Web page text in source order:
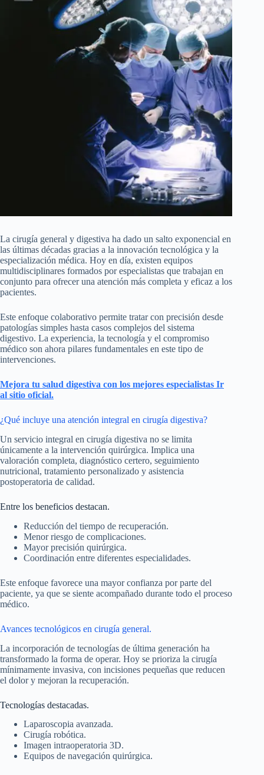
La cirugía general y digestiva ha dado un salto exponencial en
las últimas décadas gracias a la innovación tecnológica y la
especialización médica. Hoy en día, existen equipos
multidisciplinares formados por especialistas que trabajan en
conjunto para ofrecer una atención más completa y eficaz a los
pacientes.
Este enfoque colaborativo permite tratar con precisión desde
patologías simples hasta casos complejos del sistema
digestivo. La experiencia, la tecnología y el compromiso
médico son ahora pilares fundamentales en este tipo de
intervenciones.
Mejora tu salud digestiva con los mejores especialistas Ir
al sitio oficial.
¿Qué incluye una atención integral en cirugía digestiva?
Un servicio integral en cirugía digestiva no se limita
únicamente a la intervención quirúrgica. Implica una
valoración completa, diagnóstico certero, seguimiento
nutricional, tratamiento personalizado y asistencia
postoperatoria de calidad.
Entre los beneficios destacan.
Reducción del tiempo de recuperación.
Menor riesgo de complicaciones.
Mayor precisión quirúrgica.
Coordinación entre diferentes especialidades.
Este enfoque favorece una mayor confianza por parte del
paciente, ya que se siente acompañado durante todo el proceso
médico.
Avances tecnológicos en cirugía general.
La incorporación de tecnologías de última generación ha
transformado la forma de operar. Hoy se prioriza la cirugía
mínimamente invasiva, con incisiones pequeñas que reducen
el dolor y mejoran la recuperación.
Tecnologías destacadas.
Laparoscopia avanzada.
Cirugía robótica.
Imagen intraoperatoria 3D.
Equipos de navegación quirúrgica.